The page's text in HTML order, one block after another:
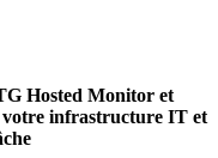
Hosted Monitor et
votre infrastructure IT et